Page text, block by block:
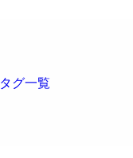
タグ一覧